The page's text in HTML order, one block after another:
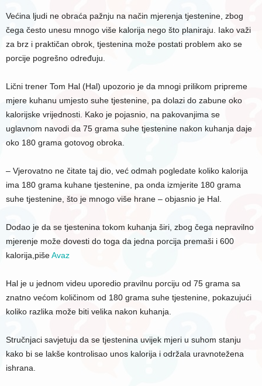
Većina ljudi ne obraća pažnju na način mjerenja tjestenine, zbog
čega često unesu mnogo više kalorija nego što planiraju. Iako važi
za brz i praktičan obrok, tjestenina može postati problem ako se
porcije pogrešno određuju.
Lični trener Tom Hal (Hal) upozorio je da mnogi prilikom pripreme
mjere kuhanu umjesto suhe tjestenine, pa dolazi do zabune oko
kalorijske vrijednosti. Kako je pojasnio, na pakovanjima se
uglavnom navodi da 75 grama suhe tjestenine nakon kuhanja daje
oko 180 grama gotovog obroka.
– Vjerovatno ne čitate taj dio, već odmah pogledate koliko kalorija
ima 180 grama kuhane tjestenine, pa onda izmjerite 180 grama
suhe tjestenine, što je mnogo više hrane – objasnio je Hal.
Dodao je da se tjestenina tokom kuhanja širi, zbog čega nepravilno
mjerenje može dovesti do toga da jedna porcija premaši i 600
kalorija,pišeAvaz
Hal je u jednom videu uporedio pravilnu porciju od 75 grama sa
znatno većom količinom od 180 grama suhe tjestenine, pokazujući
koliko razlika može biti velika nakon kuhanja.
Stručnjaci savjetuju da se tjestenina uvijek mjeri u suhom stanju
kako bi se lakše kontrolisao unos kalorija i održala uravnotežena
ishrana.